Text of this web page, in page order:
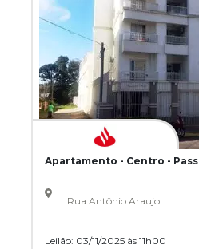
Apartamento - Centro -
Rua Antônio Araujo
Leilão: 03/11/2025 às 11h00